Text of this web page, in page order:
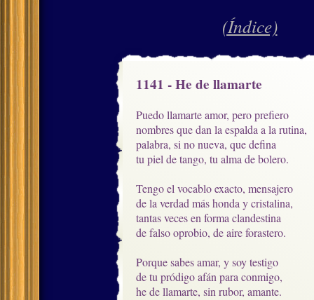
(Índice)
1141 - He de llamarte
Puedo llamarte amor, pero prefiero
nombres que dan la espalda a la rutina,
palabra, si no nueva, que defina
tu piel de tango, tu alma de bolero.
Tengo el vocablo exacto, mensajero
de la verdad más honda y cristalina,
tantas veces en forma clandestina
de falso oprobio, de aire forastero.
Porque sabes amar, y soy testigo
de tu pródigo afán para conmigo,
he de llamarte, sin rubor, amante.